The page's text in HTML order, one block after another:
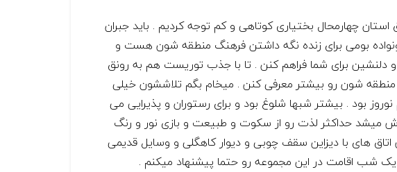
استان چهارمحال بختیاری کوتاهی و کم توجه کردیم . باید جبران
بومی برای زنده نگه داشتن فرهنگ منطقه شون هست و
برای شما فراهم کنن . تا با جذب توریست هم به رونق
شون رو بیشتر معرفی کنن . میخام بگم تلاششون خیلی
بود . بیشتر شبها شلوغ بود و برای رستوران و پذیرایی می
میشد حداکثر لذت رو از سکوت و طبیعت و بازی نور و رنگ
های با دیزاین سقف چوبی و دیوار کاهگلی و وسایل قدیمی
شب اقامت در این مجموعه رو حتما پیشنهاد میکنم .